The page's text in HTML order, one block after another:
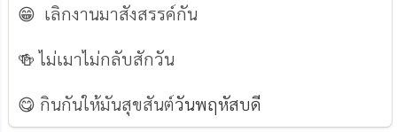
😁 เลิกงานมาสังสรรค์กัน
🍻 ไม่เมาไม่กลับสักวัน
😋 กินกันให้มันสุขสันต์วันพฤหัสบดี